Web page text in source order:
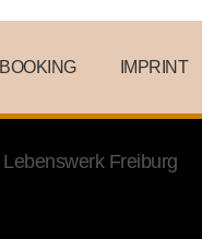
BOOKING IMPRINT
Lebenswerk Freiburg